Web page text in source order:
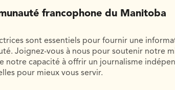
francophone du Manitoba
sont essentiels pour fournir une
Joignez-vous à nous pour soutenir notre
notre capacité à offrir un journalisme
pour mieux vous servir.